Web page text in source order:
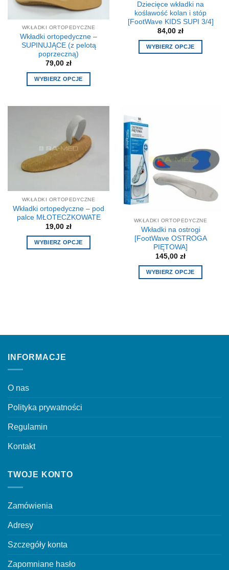
WKŁADKI ORTOPEDYCZNE
Wkładki ortopedyczne –
SUPINUJĄCE (z pelotą
poprzeczną)
79,00 zł
WYBIERZ OPCJE
wiele
wariantów.
Opcje
można
wybrać
produktu
Dziecięce wkładki na
koślawość kolan i stóp
[FootWave KIDS SUPI 3/4]
84,00 zł
WYBIERZ OPCJE
stronie
produktu
WKŁADKI ORTOPEDYCZNE
Wkładki ortopedyczne – pod
palce MŁOTECZKOWATE
19,00 zł
WYBIERZ OPCJE
produktu
WKŁADKI ORTOPEDYCZNE
Wkładki na ostrogi
[FootWave OSTROGA
PIĘTOWA]
145,00 zł
WYBIERZ OPCJE
INFORMACJE
O nas
Polityka prywatności
Regulamin
Kontakt
TWOJE KONTO
Zamówienia
Adresy
Szczegóły konta
Zapomniane hasło